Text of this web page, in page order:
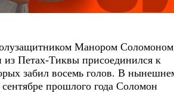
Манором Соломоном
Петах-Тиквы присоединился к
забил восемь голов. В
прошлого года Соломон